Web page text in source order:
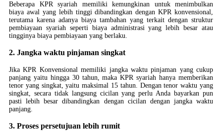
Beberapa KPR syariah memiliki kemungkinan untuk menimbulkan
biaya awal yang lebih tinggi dibandingkan dengan KPR konvensional,
terutama karena adanya biaya tambahan yang terkait dengan struktur
pembiayaan syariah seperti biaya administrasi yang lebih besar atau
tingginya biaya pembiayaan yang berlaku.
2. Jangka waktu pinjaman singkat
Jika KPR Konvensional memiliki jangka waktu pinjaman yang cukup
panjang yaitu hingga 30 tahun, maka KPR syariah hanya memberikan
tenor yang singkat, yaitu maksimal 15 tahun. Dengan tenor waktu yang
singkat, secara tidak langsung cicilan yang perlu Anda bayarkan pun
pasti lebih besar dibandingkan dengan cicilan dengan jangka waktu
panjang.
3. Proses persetujuan lebih rumit